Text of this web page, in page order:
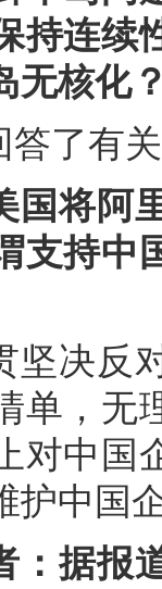
持连续
无核化
答了有
国将阿
支持中
坚决反
单，无
对中国
护中国
：据报